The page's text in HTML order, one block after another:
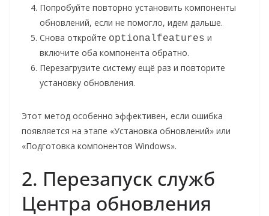
Попробуйте повторно установить компоненты
обновлений, если не помогло, идем дальше.
Снова откройте optionalfeatures и
включите оба компонента обратно.
Перезагрузите систему ещё раз и повторите
установку обновления.
Этот метод особенно эффективен, если ошибка
появляется на этапе «Установка обновлений» или
«Подготовка компонентов Windows».
2. Перезапуск служб
Центра обновления